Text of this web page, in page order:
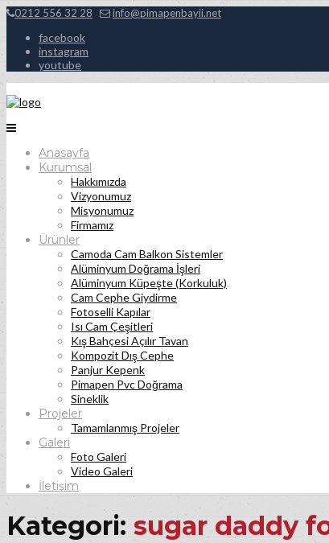
0212 556 32 28 info@pimapenbayii.net
facebook
instagram
youtube
Anasayfa
Kurumsal
Hakkımızda
Vizyonumuz
Misyonumuz
Firmamız
Ürünler
Camoda Cam Balkon Sistemler
Alüminyum Doğrama İşleri
Alüminyum Küpeşte (Korkuluk)
Cam Cephe Giydirme
Fotoselli Kapılar
Isı Cam Çeşitleri
Kış Bahçesi Açılır Tavan
Kompozit Dış Cephe
Panjur Kepenk
Pimapen Pvc Doğrama
Sineklik
Projeler
Tamamlanmış Projeler
Galeri
Foto Galeri
Video Galeri
İletişim
Kategori: sugar daddy